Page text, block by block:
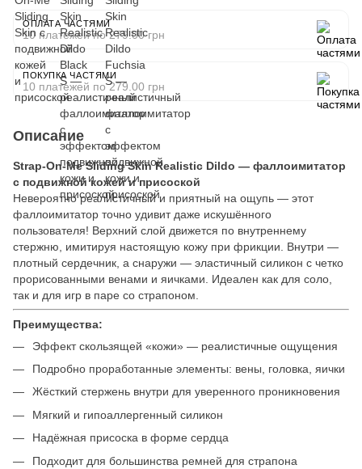
ОПЛАТА ЧАСТЯМИ
10 платежей по 279.00 грн
ПОКУПКА ЧАСТЯМИ
10 платежей по 279.00 грн
Описание
Strap-On-Me Sliding Skin Realistic Dildo — фаллоимитатор
с подвижной кожей и присоской
Невероятно реалистичный и приятный на ощупь — этот
фаллоимитатор точно удивит даже искушённого
пользователя! Верхний слой движется по внутреннему
стержню, имитируя настоящую кожу при фрикции. Внутри —
плотный сердечник, а снаружи — эластичный силикон с четко
прорисованными венами и яичками. Идеален как для соло,
так и для игр в паре со страпоном.
Преимущества:
Эффект скользящей «кожи» — реалистичные ощущения
Подробно проработанные элементы: вены, головка, яички
Жёсткий стержень внутри для уверенного проникновения
Мягкий и гипоаллергенный силикон
Надёжная присоска в форме сердца
Подходит для большинства ремней для страпона